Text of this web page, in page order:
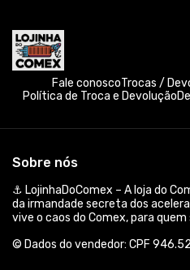
Fale conoscoTrocas /
Política de Troca e Devolução
Sobre nós
⚓ LojinhaDoComex – A loja do
da irmandade secreta dos
vive o caos do Comex, para
© Dados do vendedor: CPF